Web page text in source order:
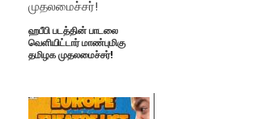
ஹபீபி படத்தின் பாடலை
வெளியிட்டார் மாண்புமிகு
தமிழக முதலமைச்சர்!